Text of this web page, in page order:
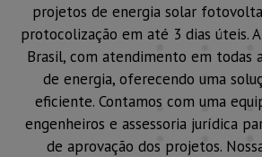
projetos de energia solar
protocolização em até 3 dias úteis.
Brasil, com atendimento em todas
de energia, oferecendo uma
eficiente. Contamos com uma
engenheiros e assessoria jurídica
de aprovação dos projetos.